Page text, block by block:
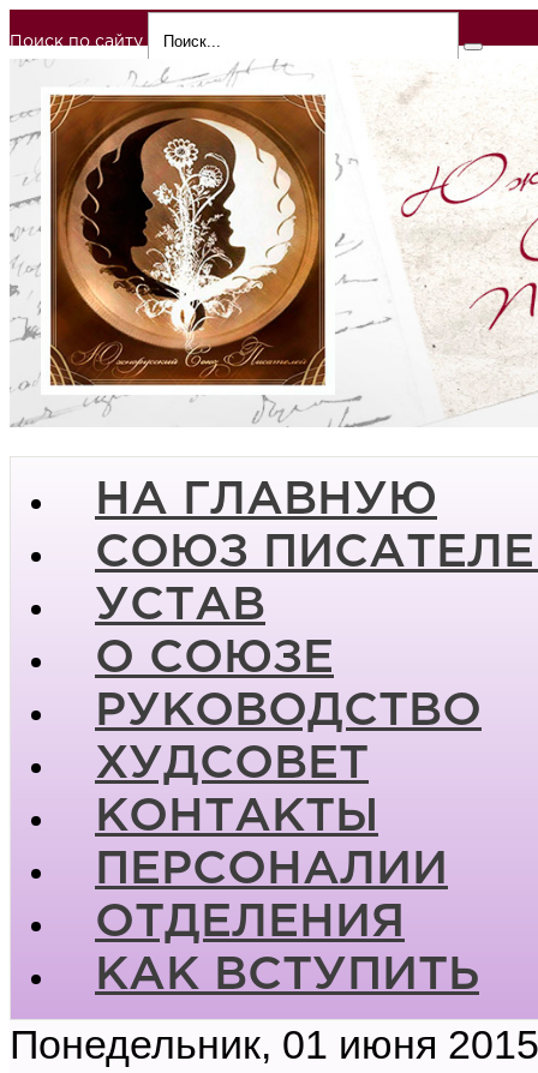
Поиск по сайту
НА ГЛАВНУЮ
СОЮЗ
УСТАВ
О СОЮЗЕ
РУКОВОДСТВО
ХУДСОВЕТ
КОНТАКТЫ
ПЕРСОНАЛИИ
ОТДЕЛЕНИЯ
КАК ВСТУПИТЬ
Понедельник, 01 июня